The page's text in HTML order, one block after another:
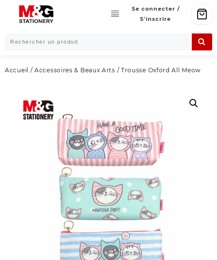
content
Se connecter /
S'inscrire
Accueil /Accessoires & Beaux Arts / Trousse Oxford All Meow